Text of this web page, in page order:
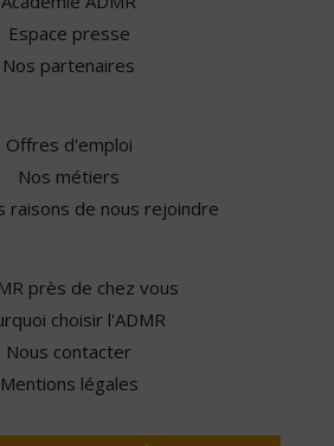
Espace presse
Nos partenaires
Offres d'emploi
Nos métiers
raisons de nous rejoindre
près de chez vous
choisir l'ADMR
Nous contacter
Mentions légales